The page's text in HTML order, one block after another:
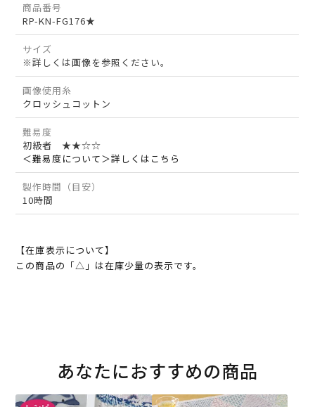
商品番号
RP-KN-FG176★
サイズ
※詳しくは画像を参照ください。
画像使用糸
クロッシュコットン
難易度
初級者 ★★☆☆
＜難易度について＞詳しくはこちら
製作時間（目安）
10時間
【在庫表示について】
この商品の「△」は在庫少量の表示です。
あなたにおすすめの商品